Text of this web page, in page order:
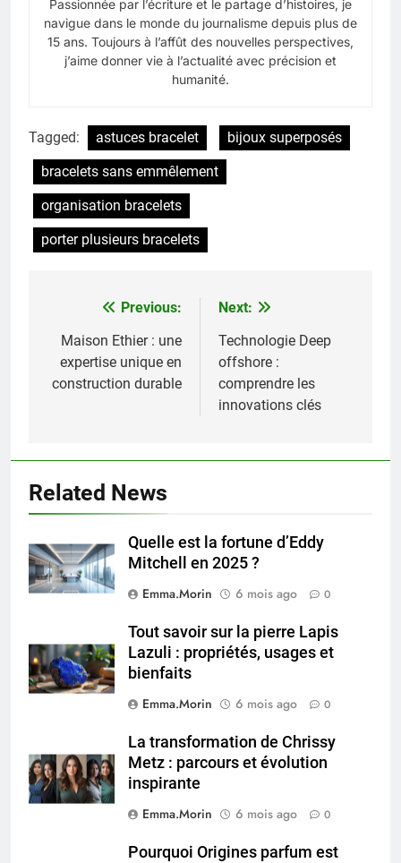
Passionnée par l’écriture et le partage d’histoires, je
navigue dans le monde du journalisme depuis plus de
15 ans. Toujours à l’affût des nouvelles perspectives,
j’aime donner vie à l’actualité avec précision et
humanité.
Tagged: astuces bracelet
bijoux superposés
bracelets sans emmêlement
organisation bracelets
porter plusieurs bracelets
Navigation
de
l’article
Previous:
Maison Ethier : une
expertise unique en
construction durable
Next:
Technologie Deep
offshore :
comprendre les
innovations clés
Related News
Quelle est la fortune d’Eddy
Mitchell en 2025 ?
Emma.Morin
6 mois ago 0
Tout savoir sur la pierre Lapis
Lazuli : propriétés, usages et
bienfaits
Emma.Morin
6 mois ago 0
La transformation de Chrissy
Metz : parcours et évolution
inspirante
Emma.Morin
6 mois ago 0
Pourquoi Origines parfum est